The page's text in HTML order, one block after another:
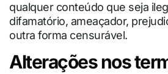
qualquer conteúdo que seja
difamatório, ameaçador,
outra forma censurável.
Alterações nos